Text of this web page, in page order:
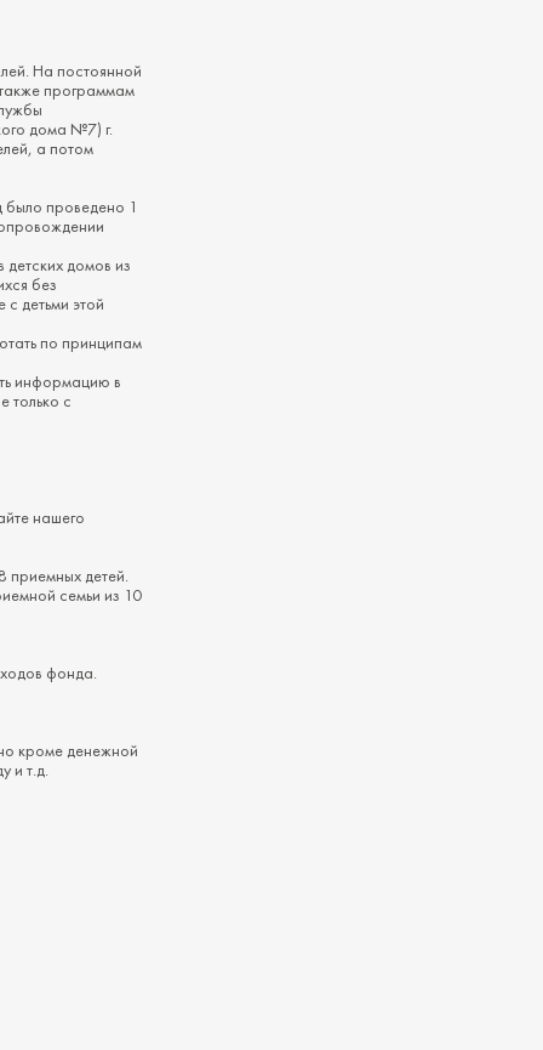
На постоянной
программам
дома №7) г.
а потом
проведено 1
домов из
без
детьми этой
по принципам
информацию в
только с
нашего
приемных детей.
семьи из 10
фонда.
кроме денежной
и т.д.